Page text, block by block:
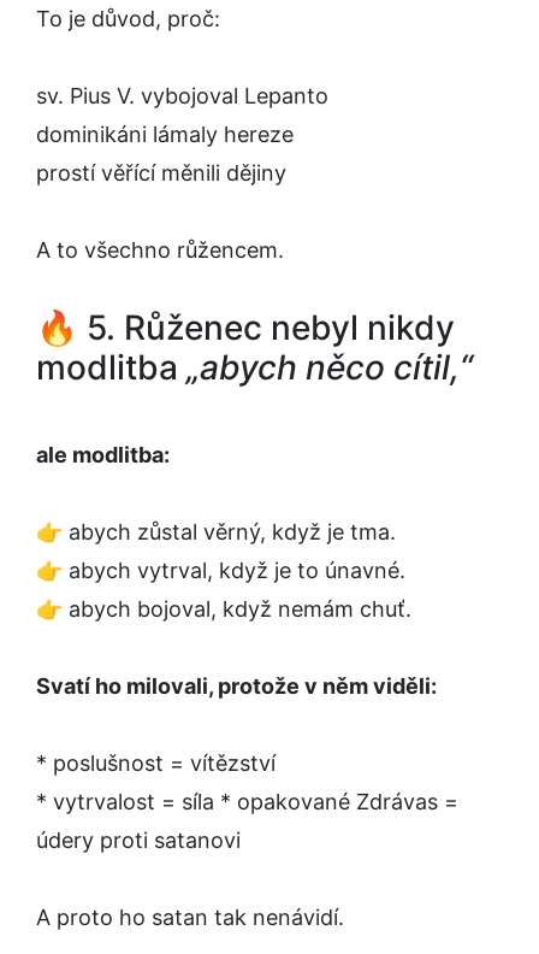
To je důvod, proč:
sv. Pius V. vybojoval Lepanto
dominikáni lámaly hereze
prostí věřící měnili dějiny
A to všechno růžencem.
🔥 5. Růženec nebyl nikdy
modlitba „abych něco cítil,“
ale modlitba:
👉 abych zůstal věrný, když je tma.
👉 abych vytrval, když je to únavné.
👉 abych bojoval, když nemám chuť.
Svatí ho milovali, protože v něm viděli:
* poslušnost = vítězství
* vytrvalost = síla * opakované Zdrávas =
údery proti satanovi
A proto ho satan tak nenávidí.